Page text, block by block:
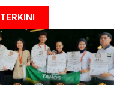
TERKINI